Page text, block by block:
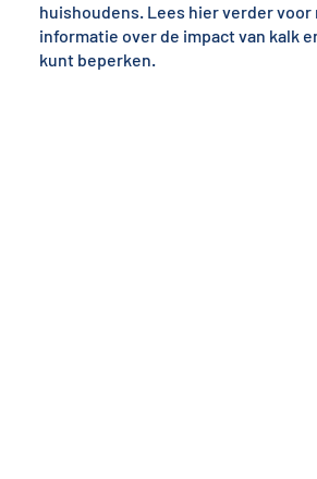
huishoudens. Lees hier verder voor
informatie over de impact van kalk
kunt beperken.